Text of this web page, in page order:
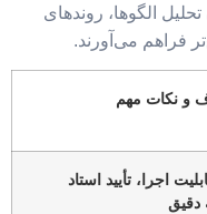
الگوها، روندهای
فراهم می‌آورند.
و نکات مهم
اجرا، تأیید استاد
دقیق